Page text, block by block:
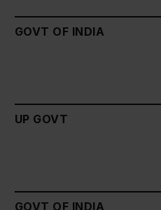
GOVT OF INDIA
UP GOVT
GOVT OF INDIA